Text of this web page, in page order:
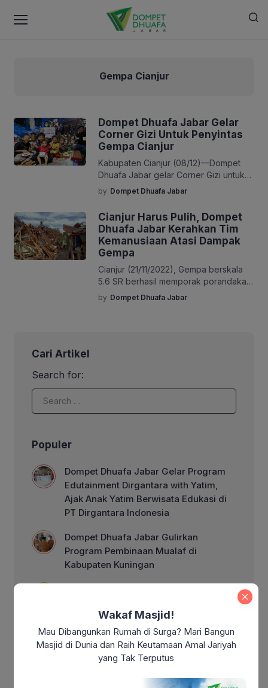
Gempa Cianjur
Dompet Dhuafa Jabar Gelar
Corner Gizi Untuk Penyintas
Gempa Cianjur
Kabupaten Cianjur (08/12)—Dompet
Dhuafa Jabar gelar Corner Gizi untuk
bayi dan anak guna mendapatkan gizi
seimbang ditengah bencana gempa
Cianjur yang terjadi pada 21 November
2022. Menyediakan menu MPASI dan
makanan anak yang telah ditakar kadar
protein dan karbohidratnya oleh
relawan ahli gizi dari LKC Dompet
Dhuafa. Rangkaian kegiatan corner gizi
akan diadakan selama sepekan […]
by Dompet Dhuafa Jabar
Cianjur Harus Pulih, Dompet
Dhuafa Jabar Kerahkan Tim
Kemanusiaan Atasi Dampak
Gempa
Cianjur (21/11/2022), Gempa berskala
5.6 SR berhasil memporak porandakan
sebagian kawasan Cianjur.
Berdasarkan data dari BMKG gempa
Bogor, Bandung, dan beberapa lokasi
by Dompet Dhuafa Jabar
Cari Artikel
Search for:
Populer
Dompet Dhuafa Jabar Gelar Program
Edutainment Dirgantara with Yatim,
Ajak Anak Yatim Berwisata Edukasi di
PT Dirgantara Indonesia
Dompet Dhuafa Jabar Gulirkan
Program Pembinaan Mualaf di
Kabupaten Kuningan
Makna Kemerdekaan Indonesia di Era
Modern: Sudahkah Kita Benar-Benar
Merdeka?
Makna Maulid Nabi Muhammad SAW:
Wakaf Masjid!
Mau Dibangunkan Rumah di Surga? Mari Bangun
Masjid di Dunia dan Raih Keutamaan Amal Jariyah
yang Tak Terputus